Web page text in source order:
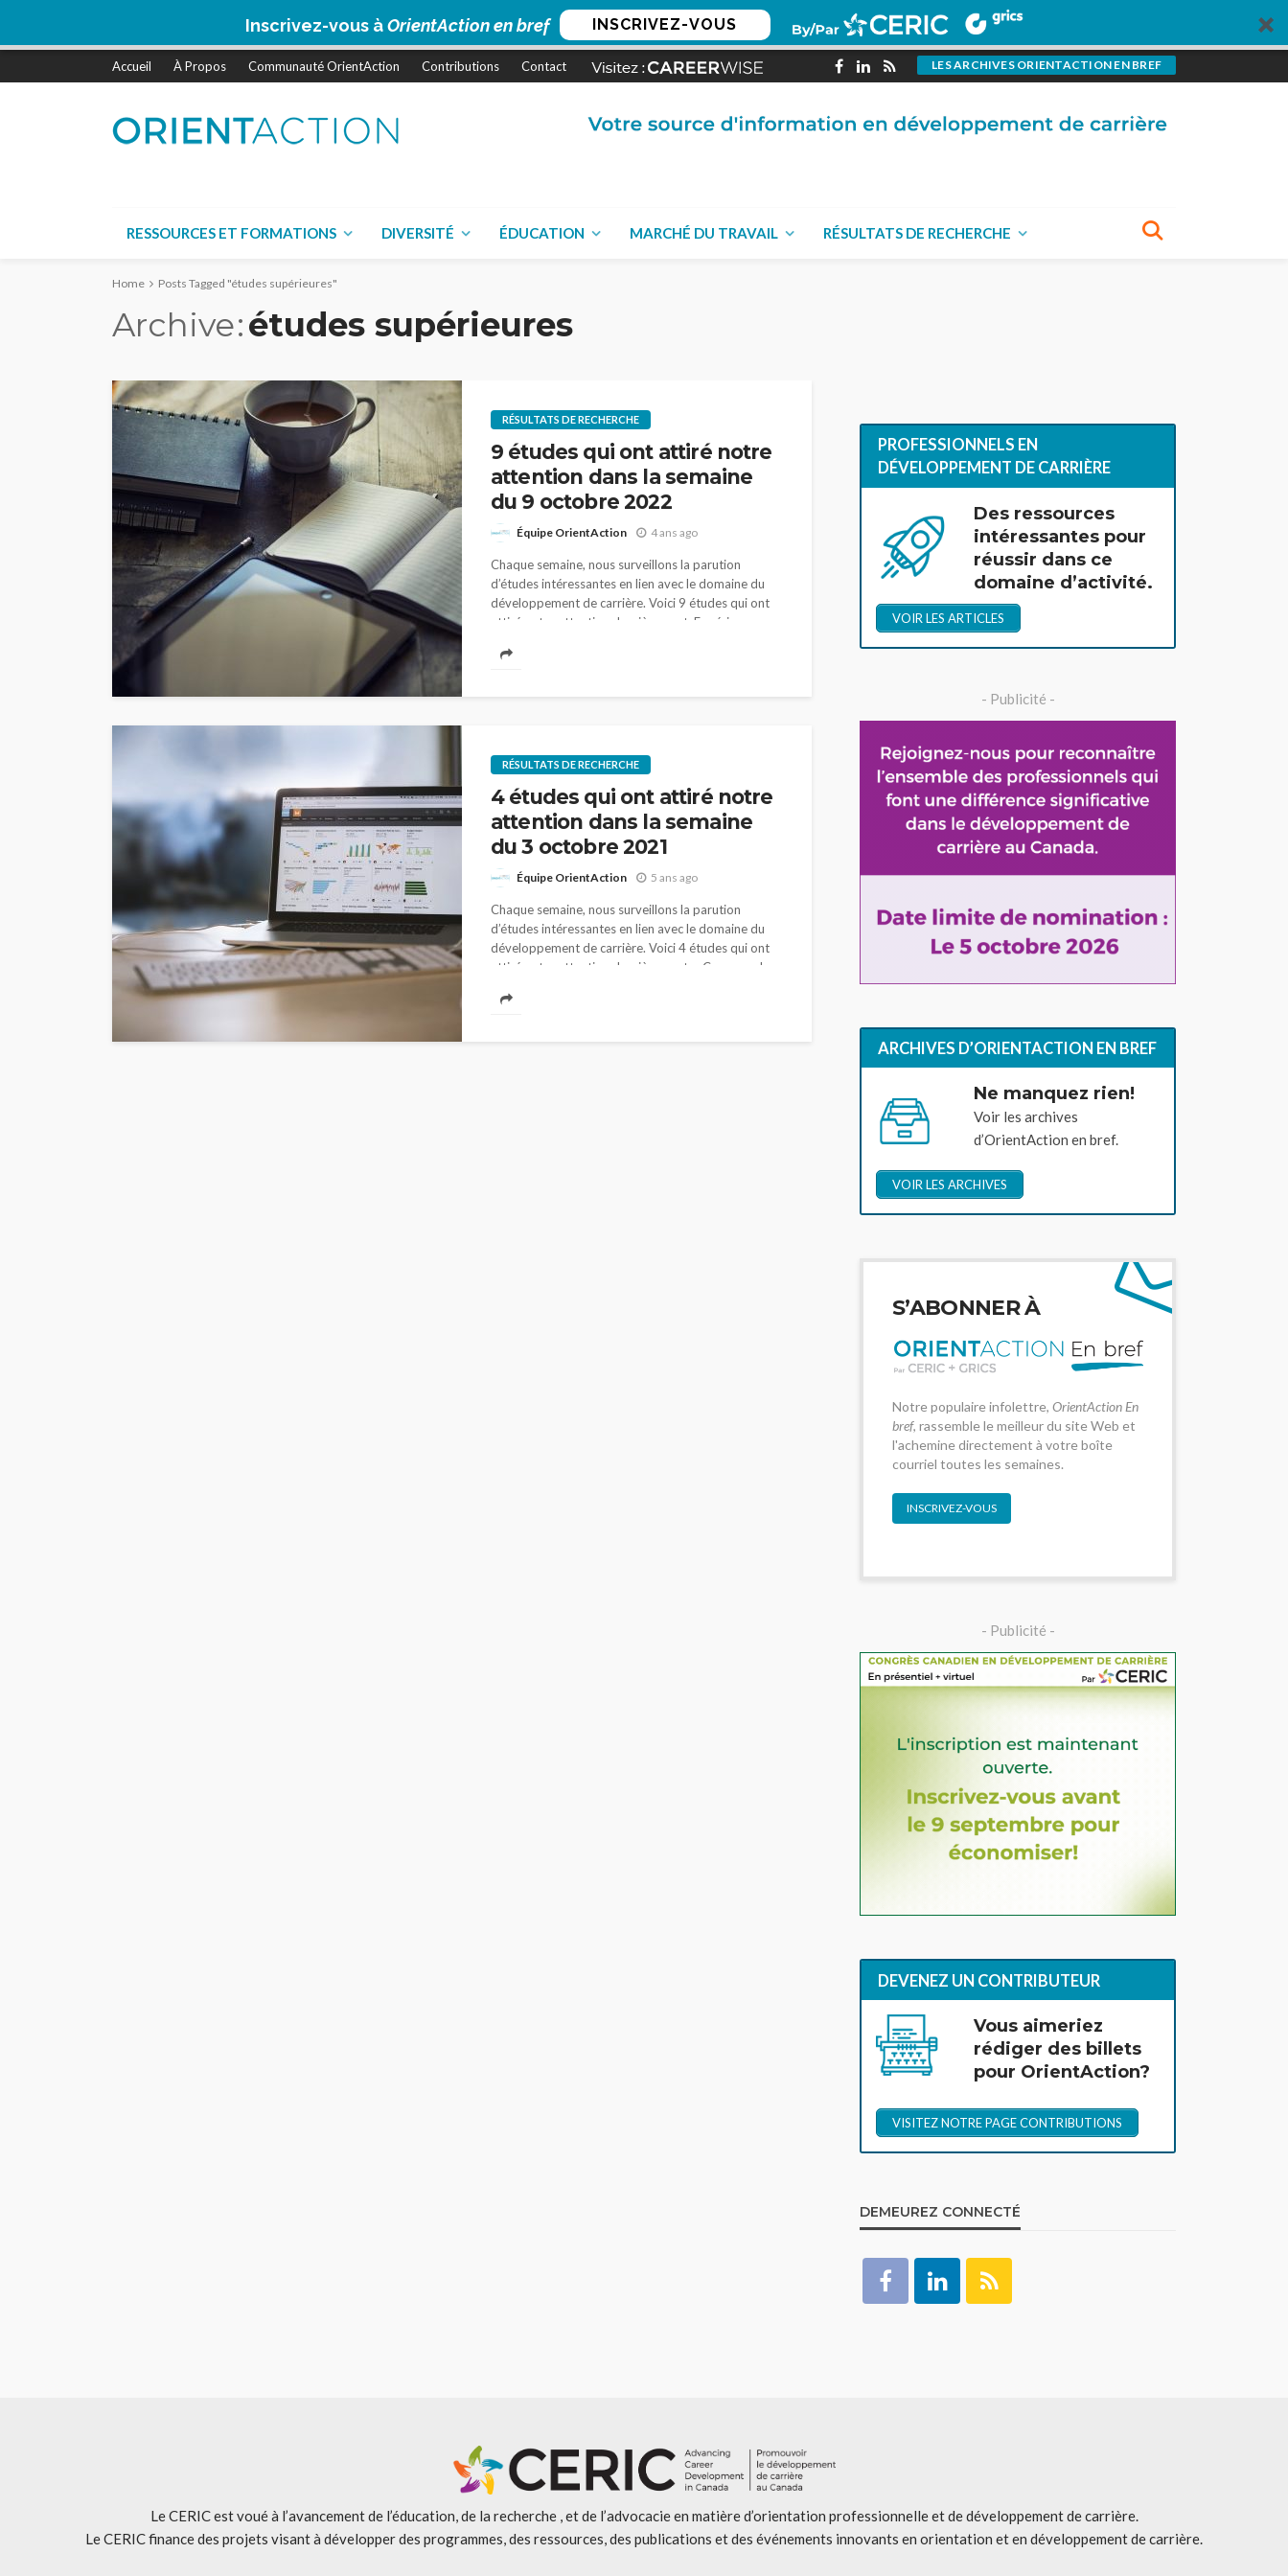
Inscrivez-vous àOrientAction en bref INSCRIVEZ-VOUS
Accueil À Propos Communauté OrientAction Contributions Contact LES ARCHIVES ORIENTACTION EN BREF
RESSOURCES ET FORMATIONS DIVERSITÉ ÉDUCATION MARCHÉ DU TRAVAIL RÉSULTATS DE RECHERCHE
Home Posts Tagged "études supérieures"
Archive études supérieures
RÉSULTATS DE RECHERCHE
9 études qui ont attiré notre
attention dans la semaine
du 9 octobre 2022
Équipe OrientAction 4 ans ago
Chaque semaine, nous surveillons la parution
d’études intéressantes en lien avec le domaine du
développement de carrière. Voici 9 études qui ont
attiré notre attention dernièrement. Expériences
RÉSULTATS DE RECHERCHE
4 études qui ont attiré notre
attention dans la semaine
du 3 octobre 2021
Équipe OrientAction 5 ans ago
Chaque semaine, nous surveillons la parution
d’études intéressantes en lien avec le domaine du
développement de carrière. Voici 4 études qui ont
attiré notre attention dernièrement. Comprendre
PROFESSIONNELS EN
DÉVELOPPEMENT DE CARRIÈRE
Des ressources
intéressantes pour
réussir dans ce
domaine d’activité.
VOIR LES ARTICLES
- Publicité -
ARCHIVES D’ORIENTACTION EN BREF
Ne manquez rien!
Voir les archives
d’OrientAction en bref.
VOIR LES ARCHIVES
S’ABONNER À
Notre populaire infolettre, OrientAction En
bref, rassemble le meilleur du site Web et
l'achemine directement à votre boîte
courriel toutes les semaines.
INSCRIVEZ-VOUS
- Publicité -
DEVENEZ UN CONTRIBUTEUR
Vous aimeriez
rédiger des billets
pour OrientAction?
VISITEZ NOTRE PAGE CONTRIBUTIONS
DEMEUREZ CONNECTÉ
Le CERIC est voué à l’avancement de l’éducation, de la recherche , et de l’advocacie en matière d’orientation professionnelle et de développement de carrière.
Le CERIC finance des projets visant à développer des programmes, des ressources, des publications et des événements innovants en orientation et en développement de carrière.